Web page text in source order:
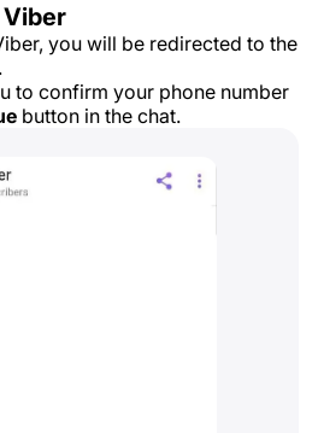
Viber
you will be redirected to the
to confirm your phone number
button in the chat.